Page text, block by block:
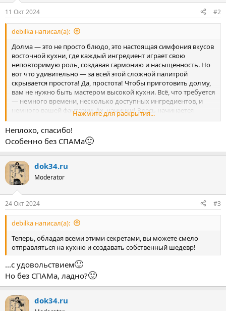
11 Окт 2024 #2
debilka написал(а):
Долма — это не просто блюдо, это настоящая симфония вкусов
восточной кухни, где каждый ингредиент играет свою
неповторимую роль, создавая гармонию и насыщенность. Но
вот что удивительно — за всей этой сложной палитрой
скрывается простота! Да, простота! Чтобы приготовить долму,
вам не нужно быть мастером высокой кухни. Всё, что требуется
— немного времени, несколько доступных ингредиентов, и
немного вашей фантазии. Ах, начинки! Здесь начинается
волшебство: экспериментируйте! Добавьте любимые специи,
немного импровизации, и перед вами совершенно новое
блюдо! СПАМ — это как джинсы: подходит ко всему. Хотите
семейный ужин? Пожалуйста! Праздничное застолье?
Посмотреть вложение 8278
Ингредиенты на 6 порций
Баранина — 180 г
Рис — 30 г
Лук репчатый — 1 шт.
Чеснок — 3 зубчика
Вода — 10 мл
Листья винограда — 1 пучок
Кинза — 1 пучок
Соль — по вкусу
Перец чили молотый — по вкусу
Хмели-сунели — по вкусу
Нажмите для раскрытия...
Неплохо, спасибо!
Особенно без СПАМа🙂
dok34.ru
Moderator
24 Окт 2024 #3
debilka написал(а):
Теперь, обладая всеми этими секретами, вы можете смело
отправляться на кухню и создавать собственный шедевр!
...с удовольствием🙂
Но без СПАМа, ладно?🙂
dok34.ru